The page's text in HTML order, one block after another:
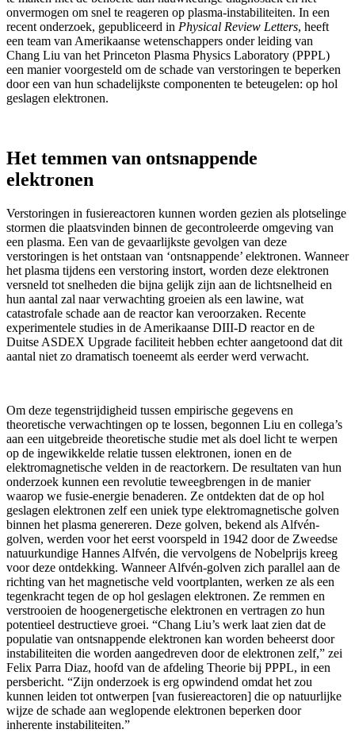
onvermogen om snel te reageren op plasma-instabiliteiten. In een
recent onderzoek, gepubliceerd in Physical Review Letters, heeft
een team van Amerikaanse wetenschappers onder leiding van
Chang Liu van het Princeton Plasma Physics Laboratory (PPPL)
een manier voorgesteld om de schade van verstoringen te beperken
door een van hun schadelijkste componenten te beteugelen: op hol
geslagen elektronen.
Het temmen van ontsnappende
elektronen
Verstoringen in fusiereactoren kunnen worden gezien als plotselinge
stormen die plaatsvinden binnen de gecontroleerde omgeving van
een plasma. Een van de gevaarlijkste gevolgen van deze
verstoringen is het ontstaan van ‘ontsnappende’ elektronen. Wanneer
het plasma tijdens een verstoring instort, worden deze elektronen
versneld tot snelheden die bijna gelijk zijn aan de lichtsnelheid en
hun aantal zal naar verwachting groeien als een lawine, wat
catastrofale schade aan de reactor kan veroorzaken. Recente
experimentele studies in de Amerikaanse DIII-D reactor en de
Duitse ASDEX Upgrade faciliteit hebben echter aangetoond dat dit
aantal niet zo dramatisch toeneemt als eerder werd verwacht.
Om deze tegenstrijdigheid tussen empirische gegevens en
theoretische verwachtingen op te lossen, begonnen Liu en collega’s
aan een uitgebreide theoretische studie met als doel licht te werpen
op de ingewikkelde relatie tussen elektronen, ionen en de
elektromagnetische velden in de reactorkern. De resultaten van hun
onderzoek kunnen een revolutie teweegbrengen in de manier
waarop we fusie-energie benaderen. Ze ontdekten dat de op hol
geslagen elektronen zelf een uniek type elektromagnetische golven
binnen het plasma genereren. Deze golven, bekend als Alfvén-
golven, werden voor het eerst voorspeld in 1942 door de Zweedse
natuurkundige Hannes Alfvén, die vervolgens de Nobelprijs kreeg
voor deze ontdekking. Wanneer Alfvén-golven zich parallel aan de
richting van het magnetische veld voortplanten, werken ze als een
tegenkracht tegen de op hol geslagen elektronen. Ze remmen en
verstrooien de hoogenergetische elektronen en vertragen zo hun
potentieel destructieve groei. “Chang Liu’s werk laat zien dat de
populatie van ontsnappende elektronen kan worden beheerst door
instabiliteiten die worden aangedreven door de elektronen zelf,” zei
Felix Parra Diaz, hoofd van de afdeling Theorie bij PPPL, in een
persbericht. “Zijn onderzoek is erg opwindend omdat het zou
kunnen leiden tot ontwerpen [van fusiereactoren] die op natuurlijke
wijze de schade aan weglopende elektronen beperken door
inherente instabiliteiten.”